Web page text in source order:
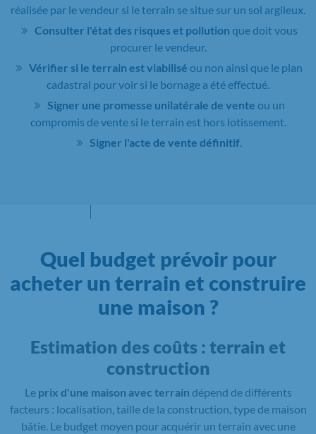
réalisée par le vendeur si le terrain se situe sur un sol argileux.
Consulter l'état des risques et pollution que doit vous
procurer le vendeur.
Vérifier si le terrain est viabilisé ou non ainsi que le plan
cadastral pour voir si le bornage a été effectué.
Signer une promesse unilatérale de vente ou un
compromis de vente si le terrain est hors lotissement.
Signer l'acte de vente définitif
Quel budget prévoir pour
acheter un terrain et construire
une maison ?
Estimation des coûts : terrain et
construction
Le prix d'une maison avec terrain dépend de différents
facteurs : localisation, taille de la construction, type de maison
bâtie. Le budget moyen pour acquérir un terrain avec une